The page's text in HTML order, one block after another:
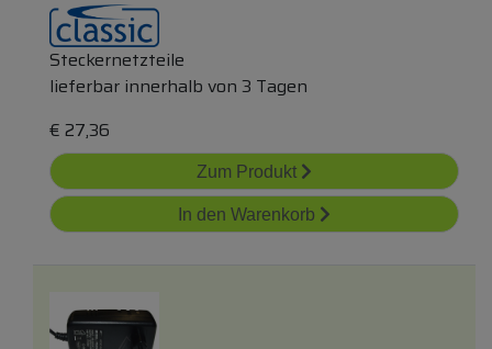
Steckernetzteile
lieferbar innerhalb von 3 Tagen
€ 27,36
Zum Produkt
In den Warenkorb